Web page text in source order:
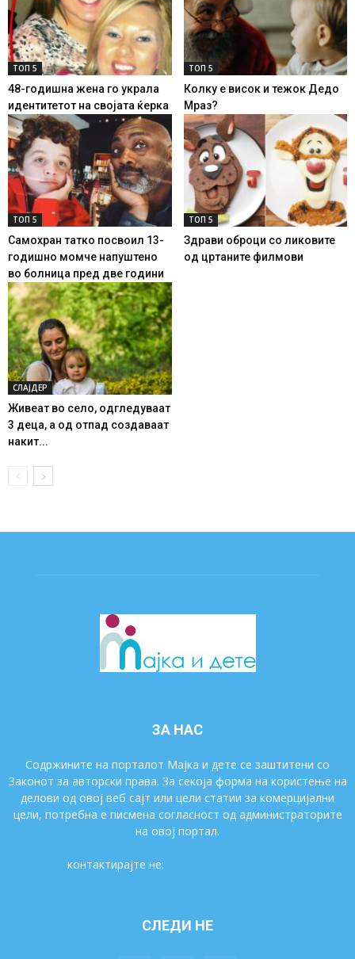
ТОП 5
48-годишна жена го украла
идентитетот на својата ќерка
ТОП 5
Колку е висок и тежок Дедо
Мраз?
ТОП 5
Самохран татко посвоил 13-
годишно момче напуштено
во болница пред две години
ТОП 5
Здрави оброци со ликовите
од цртаните филмови
СЛАЈДЕР
Живеат во село, одгледуваат
3 деца, а од отпад создаваат
накит...
ЗА НАС
Содржините на порталот Мајка и дете се заштитени со
Законот за авторски права. За секоја форма на користење на
делови од овој веб сајт или цели статии за комерцијални
цели, потребна е писмена согласност од администраторите
на овој портал.
контактирајте не:
СЛЕДИ НЕ